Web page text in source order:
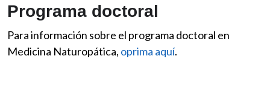
Programa doctoral
Para información sobre el programa doctoral en
Medicina Naturopática, oprima aquí.